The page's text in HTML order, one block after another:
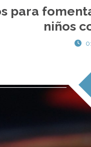
para
niños